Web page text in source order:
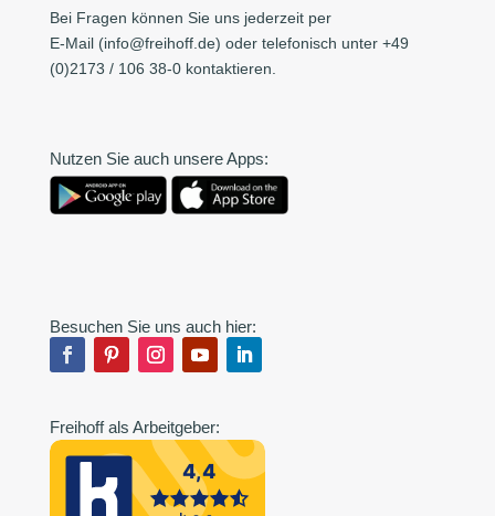
Bei Fragen können Sie uns jederzeit per
E-Mail (info@freihoff.de) oder telefonisch unter +49
(0)2173 / 106 38-0 kontaktieren.
Nutzen Sie auch unsere Apps:
Besuchen Sie uns auch hier:
Freihoff als Arbeitgeber: